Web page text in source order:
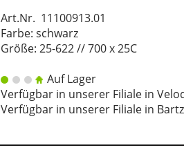
Art.Nr. 11100913.01
Farbe: schwarz
Größe: 25-622 // 700 x 25C
Auf Lager
Verfügbar in unserer Filiale in
Verfügbar in unserer Filiale in